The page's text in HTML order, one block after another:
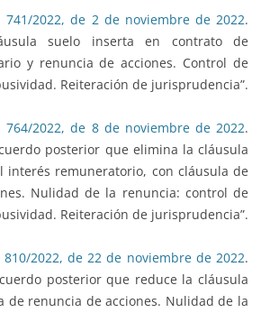
741/2022, de 2 de noviembre de 2022.
suelo inserta en contrato de
y renuncia de acciones. Control de
Reiteración de jurisprudencia”.
764/2022, de 8 de noviembre de 2022.
posterior que elimina la cláusula
interés remuneratorio, con cláusula de
Nulidad de la renuncia: control de
Reiteración de jurisprudencia”.
810/2022, de 22 de noviembre de 2022.
posterior que reduce la cláusula
de renuncia de acciones. Nulidad de la